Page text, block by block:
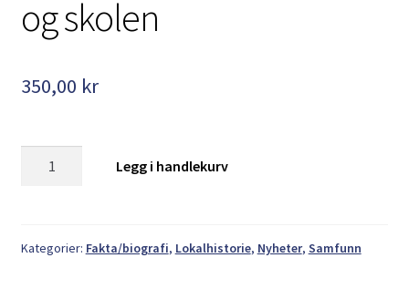
og skolen
350,00 kr
presten
Legg i handlekurv
Kategorier: Fakta/biografi, Lokalhistorie, Nyheter, Samfunn